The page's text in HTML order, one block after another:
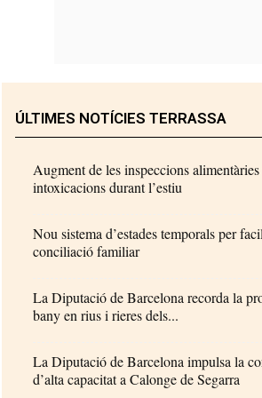
ÚLTIMES NOTÍCIES TERRASSA
Augment de les inspeccions
intoxicacions durant l’estiu
Nou sistema d’estades temporals per
conciliació familiar
La Diputació de Barcelona recorda la
bany en rius i rieres dels...
La Diputació de Barcelona impulsa la
d’alta capacitat a Calonge de Segarra